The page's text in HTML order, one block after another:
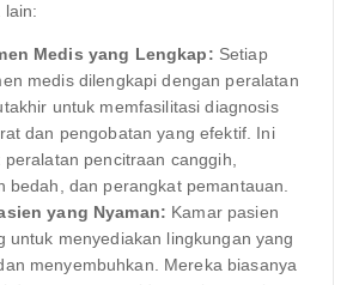
lain:
Medis yang Lengkap: Setiap
medis dilengkapi dengan peralatan
untuk memfasilitasi diagnosis
dan pengobatan yang efektif. Ini
peralatan pencitraan canggih,
bedah, dan perangkat pemantauan.
yang Nyaman: Kamar pasien
untuk menyediakan lingkungan yang
menyembuhkan. Mereka biasanya